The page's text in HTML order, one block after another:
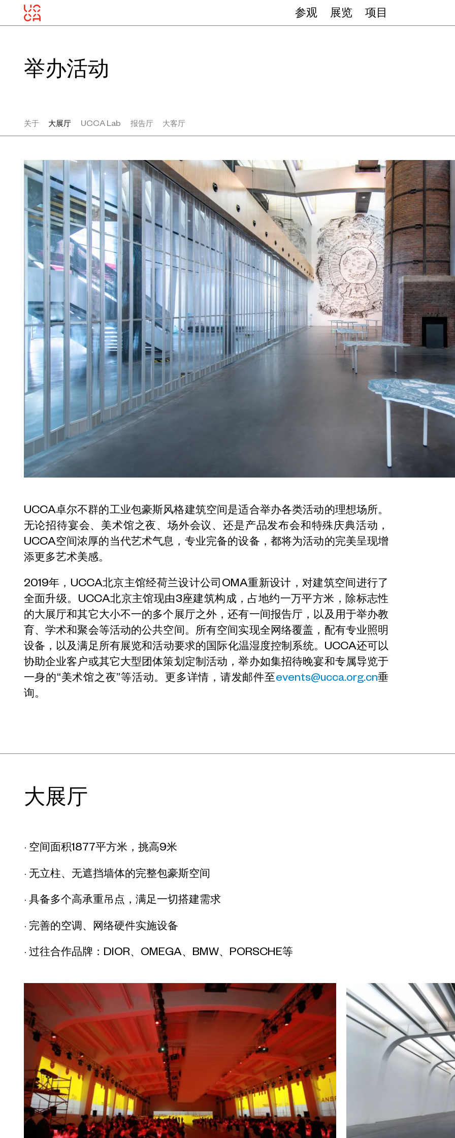
参观 展览 项目
举办活动
关于 大展厅 UCCA Lab 报告厅 大客厅
UCCA卓尔不群的工业包豪斯风格建筑空间是适合举办各类活动的理想场所。
无论招待宴会、美术馆之夜、场外会议、还是产品发布会和特殊庆典活动，
UCCA空间浓厚的当代艺术气息，专业完备的设备，都将为活动的完美呈现增
添更多艺术美感。
2019年，UCCA北京主馆经荷兰设计公司OMA重新设计，对建筑空间进行了
全面升级。UCCA北京主馆现由3座建筑构成，占地约一万平方米，除标志性
的大展厅和其它大小不一的多个展厅之外，还有一间报告厅，以及用于举办教
育、学术和聚会等活动的公共空间。所有空间实现全网络覆盖，配有专业照明
设备，以及满足所有展览和活动要求的国际化温湿度控制系统。UCCA还可以
协助企业客户或其它大型团体策划定制活动，举办如集招待晚宴和专属导览于
一身的“美术馆之夜”等活动。更多详情，请发邮件至events@ucca.org.cn垂
询。
大展厅
· 空间面积1877平方米，挑高9米
· 无立柱、无遮挡墙体的完整包豪斯空间
· 具备多个高承重吊点，满足一切搭建需求
· 完善的空调、网络硬件实施设备
· 过往合作品牌：DIOR、OMEGA、BMW、PORSCHE等